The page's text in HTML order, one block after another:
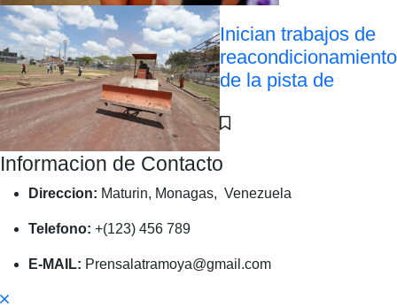
Inician trabajos de
reacondicionamiento
de la pista de
Informacion de Contacto
Direccion: Maturin, Monagas, Venezuela
Telefono: +(123) 456 789
E-MAIL: Prensalatramoya@gmail.com